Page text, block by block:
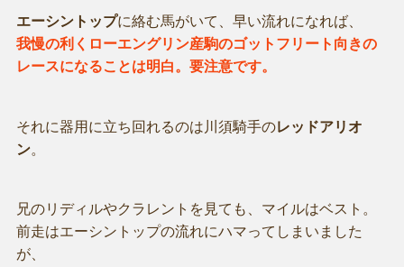
エーシントップに絡む馬がいて、早い流れになれば、
我慢の利くローエングリン産駒のゴットフリート向きの
レースになることは明白。要注意です。
それに器用に立ち回れるのは川須騎手のレッドアリオ
ン。
兄のリディルやクラレントを見ても、マイルはベスト。
前走はエーシントップの流れにハマってしまいました
が、